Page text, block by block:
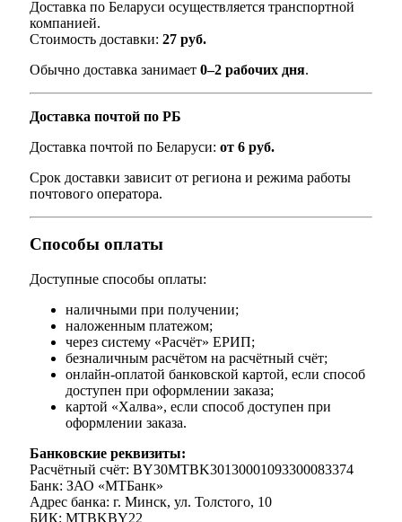
Доставка по Беларуси осуществляется транспортной
компанией.
Стоимость доставки: 27 руб.
Обычно доставка занимает 0–2 рабочих дня.
Доставка почтой по РБ
Доставка почтой по Беларуси: от 6 руб.
Срок доставки зависит от региона и режима работы
почтового оператора.
Способы оплаты
Доступные способы оплаты:
наличными при получении;
наложенным платежом;
через систему «Расчёт» ЕРИП;
безналичным расчётом на расчётный счёт;
онлайн-оплатой банковской картой, если способ
доступен при оформлении заказа;
картой «Халва», если способ доступен при
оформлении заказа.
Банковские реквизиты:
Расчётный счёт: BY30MTBK30130001093300083374
Банк: ЗАО «МТБанк»
Адрес банка: г. Минск, ул. Толстого, 10
БИК: MTBKBY22